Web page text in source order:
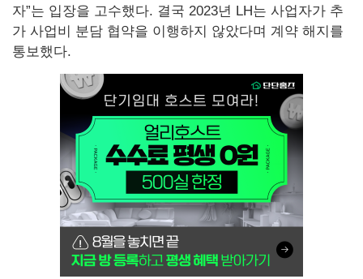
자”는 입장을 고수했다. 결국 2023년 LH는 사업자가 추
가 사업비 분담 협약을 이행하지 않았다며 계약 해지를
통보했다.